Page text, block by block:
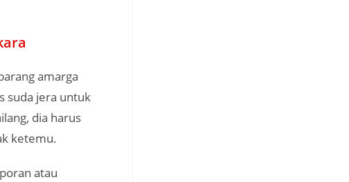
amarga
suda jera untuk
dia harus
ketemu.
atau